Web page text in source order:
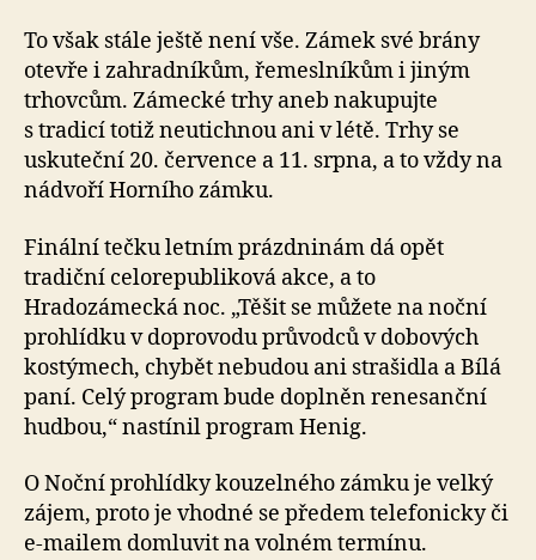
To však stále ještě není vše. Zámek své brány
otevře i zahradníkům, řemeslníkům i jiným
trhovcům. Zámecké trhy aneb nakupujte
s tradicí totiž neutichnou ani v létě. Trhy se
uskuteční 20. července a 11. srpna, a to vždy na
nádvoří Horního zámku.
Finální tečku letním prázdninám dá opět
tradiční celorepubliková akce, a to
Hradozámecká noc. „Těšit se můžete na noční
prohlídku v doprovodu průvodců v dobových
kostýmech, chybět nebudou ani strašidla a Bílá
paní. Celý program bude doplněn renesanční
hudbou,“ nastínil program Henig.
O Noční prohlídky kouzelného zámku je velký
zájem, proto je vhodné se předem telefonicky či
e-mailem domluvit na volném termínu.